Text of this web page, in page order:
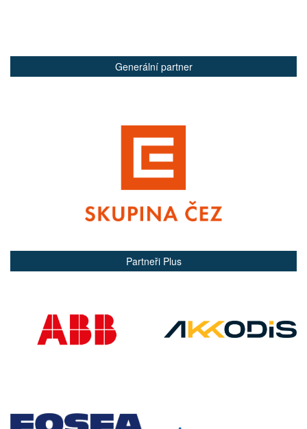
Generální partner
Partneři Plus